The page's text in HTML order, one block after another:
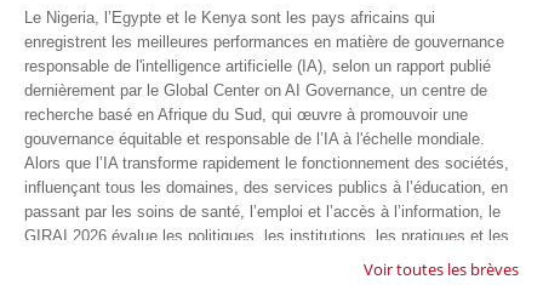
Le Nigeria, l’Egypte et le Kenya sont les pays africains qui
enregistrent les meilleures performances en matière de gouvernance
responsable de l'intelligence artificielle (IA), selon un rapport publié
dernièrement par le Global Center on AI Governance, un centre de
recherche basé en Afrique du Sud, qui œuvre à promouvoir une
gouvernance équitable et responsable de l’IA à l'échelle mondiale.
Alors que l’IA transforme rapidement le fonctionnement des sociétés,
influençant tous les domaines, des services publics à l’éducation, en
passant par les soins de santé, l’emploi et l’accès à l’information, le
GIRAI 2026 évalue les politiques, les institutions, les pratiques et les
conditions générales de gouvernance qui favorisent un déploiement
Voir toutes les brèves